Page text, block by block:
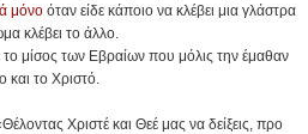
μόνο όταν είδε κάποιο να κλέβει μια γλάστρα
κλέβει το άλλο.
μίσος των Εβραίων που μόλις την έμαθαν
το Χριστό.
Χριστέ και Θεέ μας να δείξεις, προ